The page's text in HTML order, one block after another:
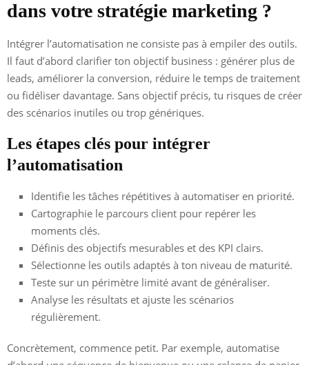
dans votre stratégie marketing ?
Intégrer l’automatisation ne consiste pas à empiler des outils.
Il faut d’abord clarifier ton objectif business : générer plus de
leads, améliorer la conversion, réduire le temps de traitement
ou fidéliser davantage. Sans objectif précis, tu risques de créer
des scénarios inutiles ou trop génériques.
Les étapes clés pour intégrer
l’automatisation
Identifie les tâches répétitives à automatiser en priorité.
Cartographie le parcours client pour repérer les
moments clés.
Définis des objectifs mesurables et des KPI clairs.
Sélectionne les outils adaptés à ton niveau de maturité.
Teste sur un périmètre limité avant de généraliser.
Analyse les résultats et ajuste les scénarios
régulièrement.
Concrètement, commence petit. Par exemple, automatise